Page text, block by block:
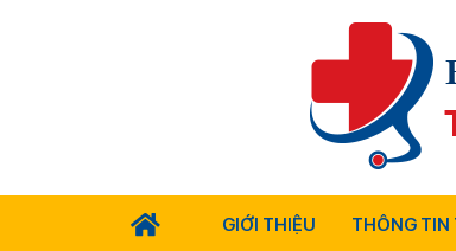
GIỚI THIỆU THÔNG TIN